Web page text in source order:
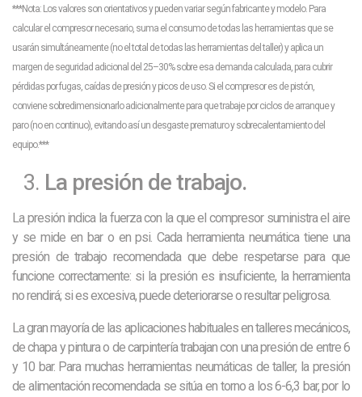
***Nota: Los valores son orientativos y pueden variar según fabricante y modelo. Para
calcular el compresor necesario, suma el consumo de todas las herramientas que se
usarán simultáneamente (no el total de todas las herramientas del taller) y aplica un
margen de seguridad adicional del 25–30% sobre esa demanda calculada, para cubrir
pérdidas por fugas, caídas de presión y picos de uso. Si el compresor es de pistón,
conviene sobredimensionarlo adicionalmente para que trabaje por ciclos de arranque y
paro (no en continuo), evitando así un desgaste prematuro y sobrecalentamiento del
equipo.***
La presión de trabajo.
La presión indica la fuerza con la que el compresor suministra el aire
y se mide en bar o en psi. Cada herramienta neumática tiene una
presión de trabajo recomendada que debe respetarse para que
funcione correctamente: si la presión es insuficiente, la herramienta
no rendirá; si es excesiva, puede deteriorarse o resultar peligrosa.
La gran mayoría de las aplicaciones habituales en talleres mecánicos,
de chapa y pintura o de carpintería trabajan con una presión de entre 6
y 10 bar. Para muchas herramientas neumáticas de taller, la presión
de alimentación recomendada se sitúa en torno a los 6-6,3 bar, por lo